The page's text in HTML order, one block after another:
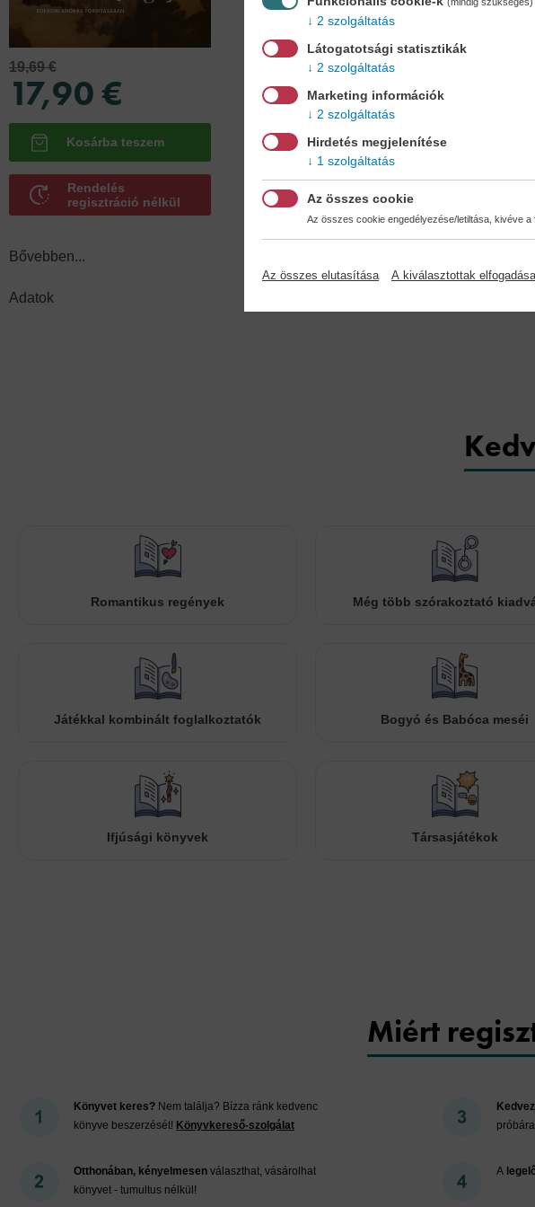
19,69 €
17,90 €
Rendelés
regisztráció nélkül
Bővebben...
Adatok
Adatok
Kötésmód:
puha kötés
Romantikus regények Még több szórakoztató
Játékkal kombinált foglalkoztatók Bogyó és Babóca meséi
Ifjúsági könyvek Társasjátékok
Miért
Könyvet keres? Nem találja? Bízza ránk kedvenc
könyve beszerzését! Könyvkereső-szolgálat
Otthonában, kényelmesen választhat, vásárolhat
könyvet - tumultus nélkül!
A
2 szolgáltatás
Látogatotsági statisztikák
2 szolgáltatás
Marketing információk
2 szolgáltatás
Hirdetés megjelenítése
1 szolgáltatás
Az összes cookie
Az összes cookie engedélyezése/letiltása, kivéve a
Az összes elutasítása A kiválasztottak elfogadása